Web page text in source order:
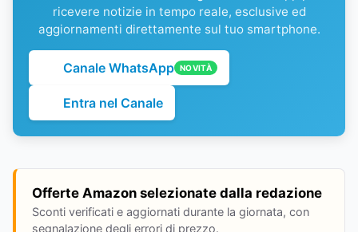
ricevere notizie in tempo reale, esclusive ed
aggiornamenti direttamente sul tuo smartphone.
Canale WhatsApp NOVITÀ
Entra nel Canale
Offerte Amazon selezionate dalla redazione
Sconti verificati e aggiornati durante la giornata, con
segnalazione degli errori di prezzo.